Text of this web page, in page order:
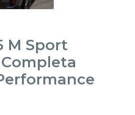
M Sport